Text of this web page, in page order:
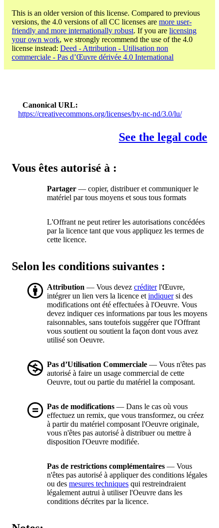
This is an older version of this license. Compared to previous
versions, the 4.0 versions of all CC licenses are more user-
friendly and more internationally robust. If you are licensing
your own work, we strongly recommend the use of the 4.0
license instead: Deed - Attribution - Utilisation non
commerciale - Pas d’Œuvre dérivée 4.0 International
Canonical URL
https://creativecommons.org/licenses/by-nc-nd/3.0/lu/
See the legal code
Vous êtes autorisé à :
Partager — copier, distribuer et communiquer le
matériel par tous moyens et sous tous formats
L'Offrant ne peut retirer les autorisations concédées
par la licence tant que vous appliquez les termes de
cette licence.
Selon les conditions suivantes :
Attribution — Vous devez créditerl'Œuvre,
intégrer un lien vers la licence et indiquersi des
modifications ont été effectuées à l'Oeuvre. Vous
devez indiquer ces informations par tous les moyens
raisonnables, sans toutefois suggérer que l'Offrant
vous soutient ou soutient la façon dont vous avez
utilisé son Oeuvre.
Pas d’Utilisation Commerciale — Vous n'êtes pas
autorisé à faire un usage commercial de cette
Oeuvre, tout ou partie du matériel la composant.
Pas de modifications — Dans le cas où vous
effectuez un remix, que vous transformez, ou créez
à partir du matériel composant l'Oeuvre originale,
vous n'êtes pas autorisé à distribuer ou mettre à
disposition l'Oeuvre modifiée.
Pas de restrictions complémentaires — Vous
n'êtes pas autorisé à appliquer des conditions légales
ou des mesures techniques qui restreindraient
légalement autrui à utiliser l'Oeuvre dans les
conditions décrites par la licence.